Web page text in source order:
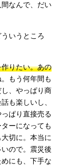
なんで、だい
いうところ
りたい。あの
もう何年間も
、やっぱり商
も楽しいし、
ぱり直接売る
ーになっても
切に。本当に
ので。震災後
にも、下手な